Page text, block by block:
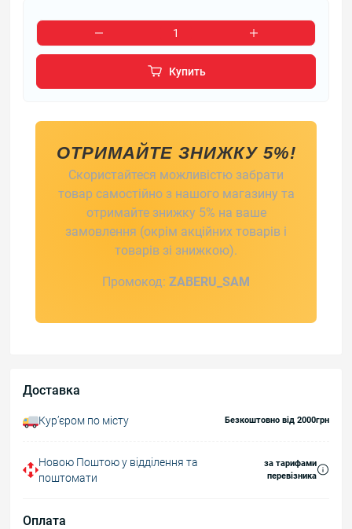
Купить
ОТРИМАЙТЕ ЗНИЖКУ 5%!
Скористайтеся можливістю забрати
товар самостійно з нашого магазину та
отримайте знижку 5% на ваше
замовлення (окрім акційних товарів і
товарів зі знижкою).
Промокод: ZABERU_SAM
Доставка
Курʼєром по місту Безкоштовно від 2000грн
Новою Поштою у відділення та
поштомати
за тарифами
перевізника
Оплата